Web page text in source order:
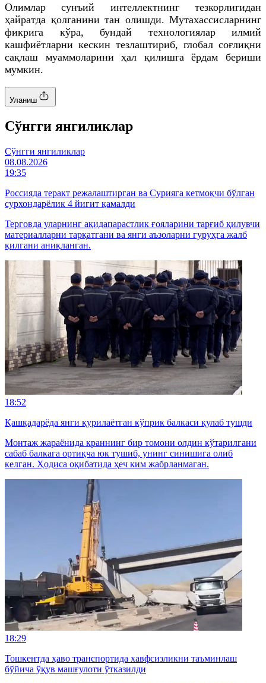
Олимлар сунъий интеллектнинг тезкорлигидан
ҳайратда қолганини тан олишди. Мутахассисларнинг
фикрига кўра, бундай технологиялар илмий
кашфиётларни кескин тезлаштириб, глобал соғлиқни
сақлаш муаммоларини ҳал қилишга ёрдам бериши
мумкин.
Уланиш
Cўнгги янгиликлар
Cўнгги янгиликлар
08.08.2026
19:35
Россияда теракт режалаштирган ва Сурияга кетмоқчи бўлган
сурхондарёлик 4 йигит қамалди
Терговда уларнинг ақидапарастлик ғояларини тарғиб қилувчи
материалларни тарқатгани ва янги аъзоларни гуруҳга жалб
қилгани аниқланган.
18:52
Қашқадарёда янги қурилаётган кўприк балкаси қулаб тушди
Монтаж жараёнида краннинг бир томони олдин кўтарилгани
сабаб балкага ортиқча юк тушиб, унинг синишига олиб
келган. Ҳодиса оқибатида ҳеч ким жабрланмаган.
18:29
Тошкентда ҳаво транспортида хавфсизликни таъминлаш
бўйича ўқув машғулоти ўтказилди